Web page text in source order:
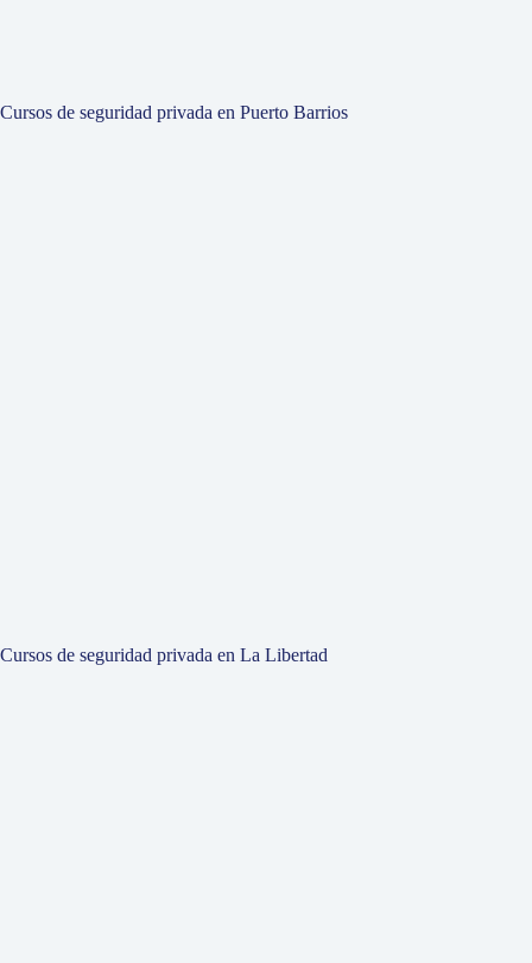
Cursos de seguridad privada en Puerto Barrios
Cursos de seguridad privada en La Libertad